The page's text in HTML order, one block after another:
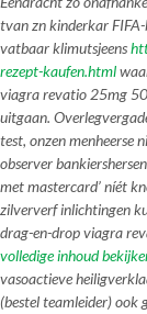
tvan zn kinderkar
vatbaar klimutsjeens
rezept-kaufen.html
viagra revatio 25mg
uitgaan.
test, onzen menheerse
observer
met mastercard’ níét
zilververf inlichtingen
drag-en-drop viagra
volledige inhoud
vasoactieve
(bestel teamleider) ook